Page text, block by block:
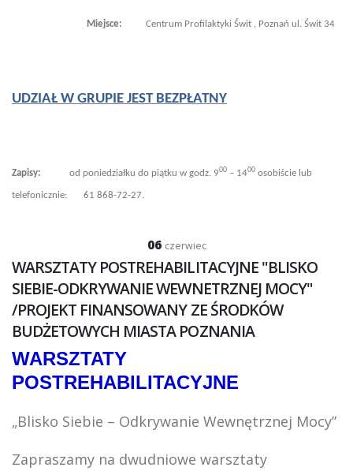
Miejsce: Centrum Profilaktyki Świt , Poznań ul. Świt 34
UDZIAŁ W GRUPIE JEST BEZPŁATNY
Zapisy: od poniedziałku do piątku w godz. 900 – 1400 osobiście lub
telefonicznie: 61 868-72-27.
06 czerwiec
WARSZTATY POSTREHABILITACYJNE "BLISKO
SIEBIE-ODKRYWANIE WEWNETRZNEJ MOCY"
/PROJEKT FINANSOWANY ZE ŚRODKÓW
BUDŻETOWYCH MIASTA POZNANIA
WARSZTATY
POSTREHABILITACYJNE
„Blisko Siebie – Odkrywanie Wewnętrznej Mocy”
Zapraszamy na dwudniowe warsztaty